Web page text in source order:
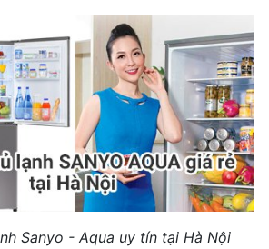
Sanyo - Aqua uy tín tại Hà Nội